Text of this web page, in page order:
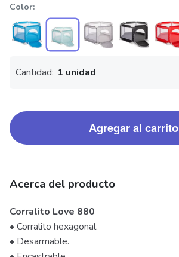
Color
Cantidad: 1 unidad
Agregar al carrito
Acerca del producto
Corralito Love 880
• Corralito hexagonal.
• Desarmable.